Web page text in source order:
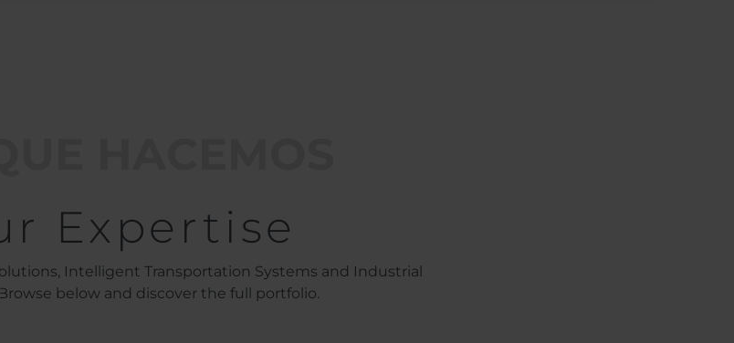
Expertise
Intelligent Transportation Systems and Industrial
below and discover the full portfolio.